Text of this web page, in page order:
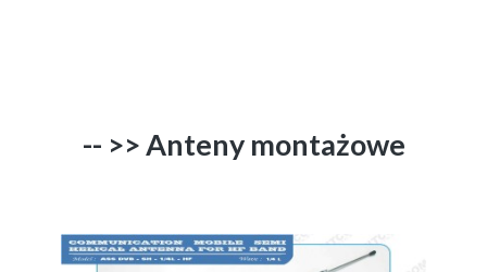
-- >> Anteny montażowe